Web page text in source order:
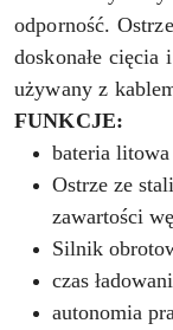
odporność.
doskonałe cięcia
używany z
FUNKCJE:
bateria litowa
Ostrze ze
zawartości
Silnik
czas
autonomia